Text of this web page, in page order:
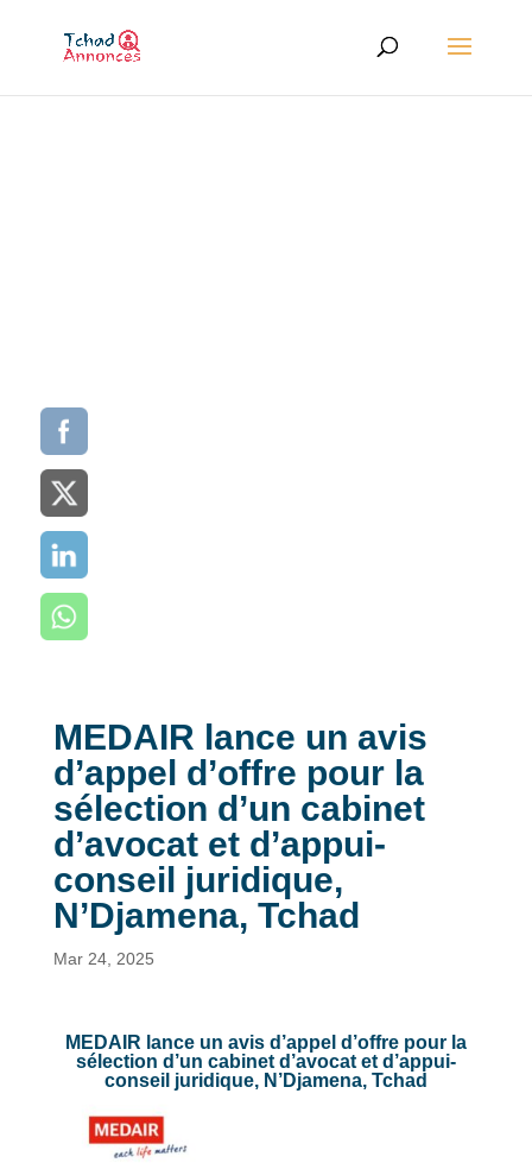
MEDAIR lance un avis
d’appel d’offre pour la
sélection d’un cabinet
d’avocat et d’appui-
conseil juridique,
N’Djamena, Tchad
Mar 24, 2025
MEDAIR lance un avis d’appel d’offre pour la
sélection d’un cabinet d’avocat et d’appui-
conseil juridique, N’Djamena, Tchad